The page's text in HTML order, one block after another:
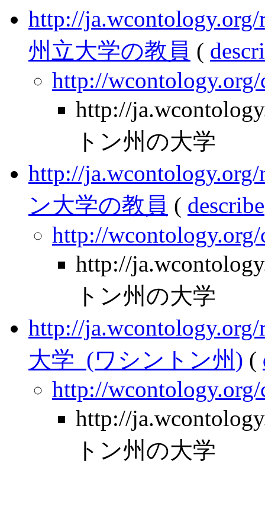
http://
州立大学の教員 (
http://wcontology.org/
http://
トン州の大学
http://
ン大学の教員 ( describe
http://wcontology.org/
http://
トン州の大学
http://
大学_(ワシントン州) (
http://wcontology.org/
http://
トン州の大学